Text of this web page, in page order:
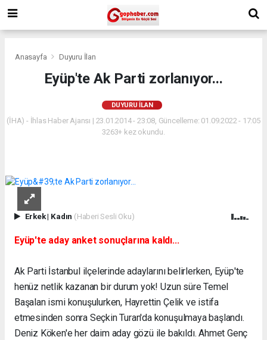
Anasayfa Duyuru İlan
Eyüp'te Ak Parti zorlanıyor...
DUYURU İLAN
(İHA) - İhlas Haber Ajansı | 23.01.2014 - 23:08, Güncelleme: 01.09.2022 - 17:05
3263+ kez okundu.
Erkek| Kadın (Haberi Sesli Oku)
Eyüp'te aday anket sonuçlarına kaldı...
Ak Parti İstanbul ilçelerinde adaylarını belirlerken, Eyüp'te
henüz netlik kazanan bir durum yok! Uzun süre Temel
Başalan ismi konuşulurken, Hayrettin Çelik ve istifa
etmesinden sonra Seçkin Turan'da konuşulmaya başlandı.
Deniz Köken'e her daim aday gözü ile bakıldı. Ahmet Genç